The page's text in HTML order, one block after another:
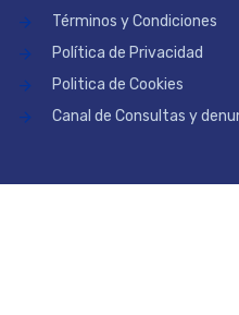
Términos y Condiciones
Política de Privacidad
Politica de Cookies
Canal de Consultas y